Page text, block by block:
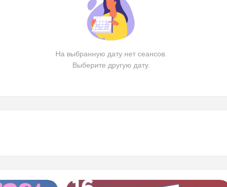
На выбранную дату нет сеансов.
Выберите другую дату.